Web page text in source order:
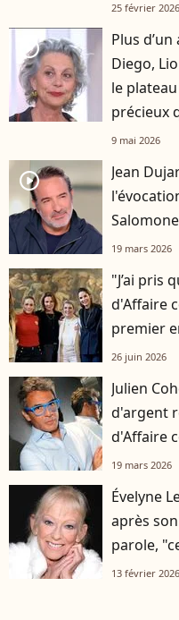
25 février 2026
player2
Plus
Diego,
le
précieux
9 mai 2026
player2
Jean
19 mars 2026
"J’ai pris
d'Affaire
premier
26 juin 2026
Julien
d'argent
d'Affaire
19 mars 2026
Évelyne
après
parole,
13 février 2026